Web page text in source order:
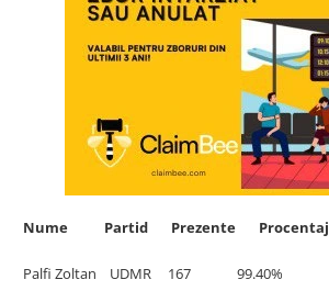
Nume Partid Prezente Procentaj
Palfi Zoltan UDMR 167 99.40%